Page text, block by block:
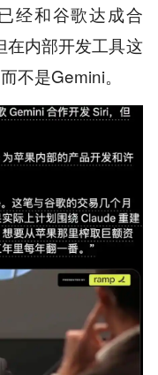
经和谷歌达成合
在内部开发工具这
不是Gemini。